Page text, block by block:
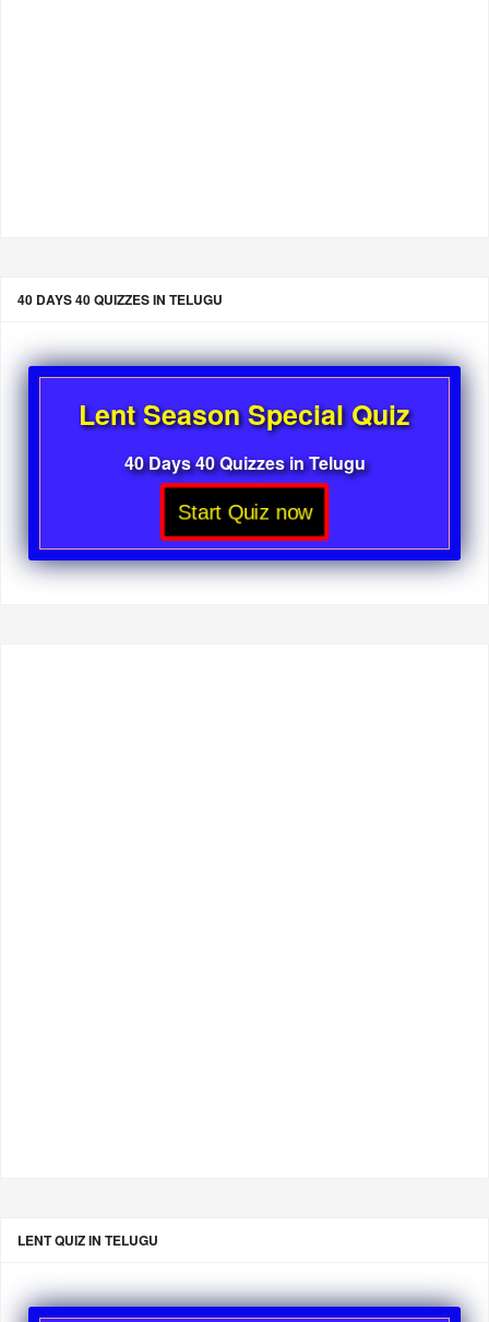
40 DAYS 40 QUIZZES IN TELUGU
Lent Season Special Quiz
40 Days 40 Quizzes in Telugu
Start Quiz now
LENT QUIZ IN TELUGU